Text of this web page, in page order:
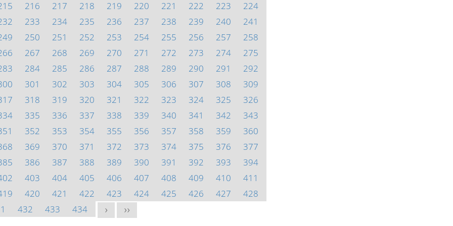
216 217 218 219 220 221 222 223
224
233 234 235 236 237 238 239 240
241
250 251 252 253 254 255 256 257
258
267 268 269 270 271 272 273 274
275
284 285 286 287 288 289 290 291
292
301 302 303 304 305 306 307 308
309
318 319 320 321 322 323 324 325
326
335 336 337 338 339 340 341 342
343
352 353 354 355 356 357 358 359
360
369 370 371 372 373 374 375 376
377
386 387 388 389 390 391 392 393
394
403 404 405 406 407 408 409 410
411
420 421 422 423 424 425 426 427
428
432 433 434 > >>